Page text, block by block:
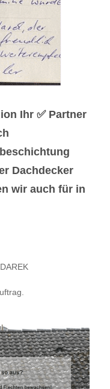
Ihr ✅ Partner
Dachdecker
wir auch für in